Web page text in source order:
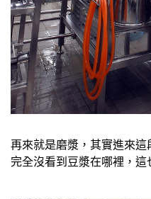
再來就是磨漿，其實進來
完全沒看到豆漿在哪裡，